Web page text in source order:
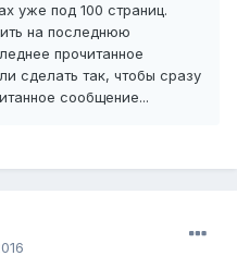
уже под 100 страниц.
на последнюю
прочитанное
сделать так, чтобы сразу
сообщение...